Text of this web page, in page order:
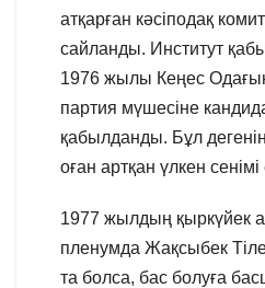
атқарған кәсіподақ
сайланды. Институт
1976 жылы Кеңес
партия мүшесіне
қабылданды. Бұл
оған артқан үлкен сенімі
1977 жылдың қыркүйек
пленумда Жақсыбек
та болса, бас болуға